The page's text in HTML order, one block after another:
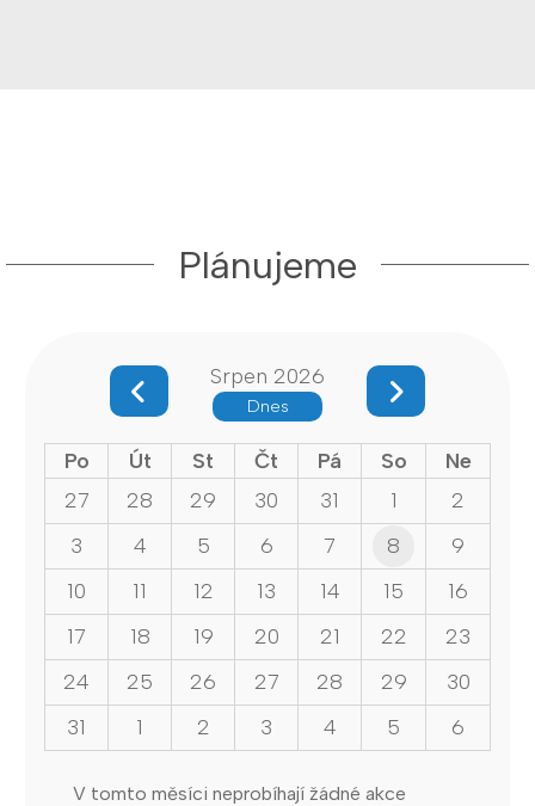
Plánujeme
Srpen 2026
Dnes
Po Út St Čt Pá So
Ne
27
28 29 30 31 1
2
3
4 5 6 7 8
9
10
11 12 13 14 15
16
17
18 19 20 21 22
23
24
25 26 27 28 29
30
31
1 2 3 4 5 6
V tomto měsíci neprobíhají žádné akce